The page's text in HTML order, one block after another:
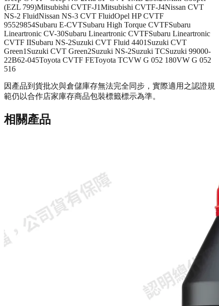
(EZL 799)Mitsubishi CVTF-J1Mitsubishi CVTF-J4Nissan CVT
NS-2 FluidNissan NS-3 CVT FluidOpel HP CVTF
95529854Subaru E-CVTSubaru High Torque CVTFSubaru
Lineartronic CV-30Subaru Lineartronic CVTFSubaru Lineartronic
CVTF IISubaru NS-2Suzuki CVT Fluid 4401 Suzuki CVT
Green1 Suzuki CVT Green2Suzuki NS-2Suzuki TCSuzuki 99000-
22B62-045Toyota CVTF FEToyota TCVW G 052 180VW G 052
516
因產品到貨批次與倉儲庫存無法完全同步，實際適用之認證規
範仍以合作店家庫存商品包裝標籤標示為準。
相關產品